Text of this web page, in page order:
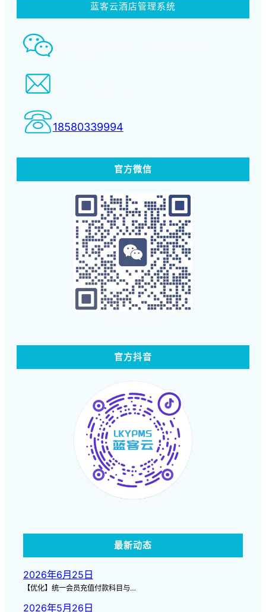
蓝客云酒店管理系统
智慧酒店事业部： 18580339994
18580339994
官方微信
官方抖音
最新动态
2026年6月25日
【优化】统一会员充值付款科目与…
2026年5月26日